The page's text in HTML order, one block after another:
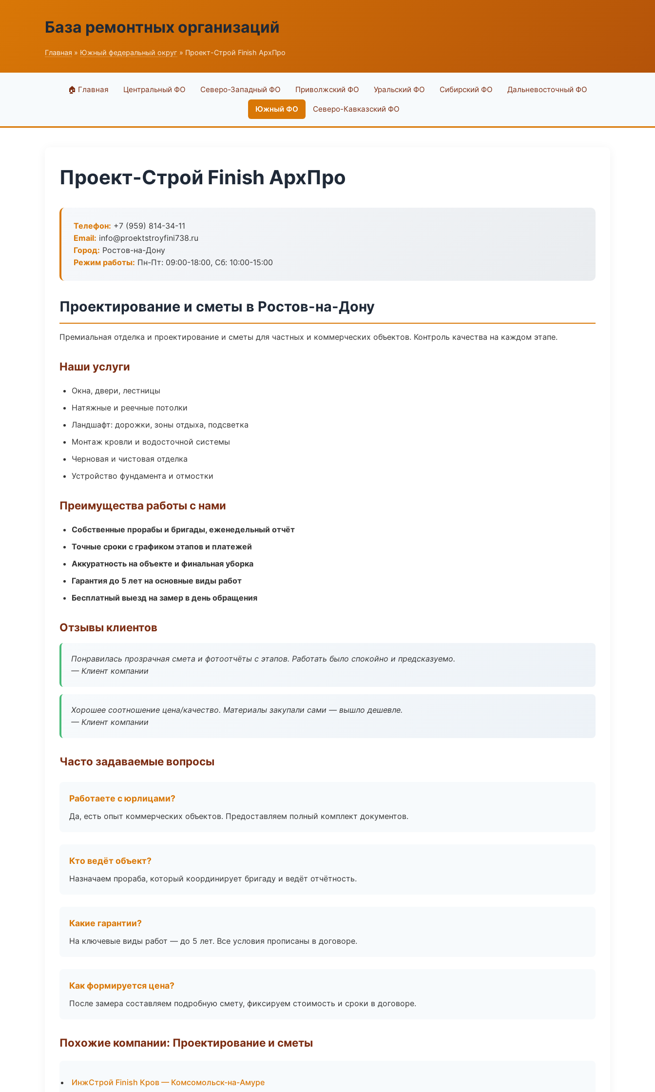
База ремонтных организаций
Главная » Южный федеральный округ » Проект-Строй Finish АрхПро
🏠 Главная Центральный ФО Северо-Западный ФО Приволжский ФО Уральский ФО Сибирский ФО Дальневосточный ФО
Южный ФО Северо-Кавказский ФО
Проект-Строй Finish АрхПро
Телефон: +7 (959) 814-34-11
Email: info@proektstroyfini738.ru
Город: Ростов-на-Дону
Режим работы: Пн-Пт: 09:00-18:00, Сб: 10:00-15:00
Проектирование и сметы в Ростов-на-Дону
Премиальная отделка и проектирование и сметы для частных и коммерческих объектов. Контроль качества на каждом этапе.
Наши услуги
Окна, двери, лестницы
Натяжные и реечные потолки
Ландшафт: дорожки, зоны отдыха, подсветка
Монтаж кровли и водосточной системы
Черновая и чистовая отделка
Устройство фундамента и отмостки
Преимущества работы с нами
Собственные прорабы и бригады, еженедельный отчёт
Точные сроки с графиком этапов и платежей
Аккуратность на объекте и финальная уборка
Гарантия до 5 лет на основные виды работ
Бесплатный выезд на замер в день обращения
Отзывы клиентов
Понравилась прозрачная смета и фотоотчёты с этапов. Работать было спокойно и предсказуемо.
— Клиент компании
Хорошее соотношение цена/качество. Материалы закупали сами — вышло дешевле.
— Клиент компании
Часто задаваемые вопросы
Работаете с юрлицами?
Да, есть опыт коммерческих объектов. Предоставляем полный комплект документов.
Кто ведёт объект?
Назначаем прораба, который координирует бригаду и ведёт отчётность.
Какие гарантии?
На ключевые виды работ — до 5 лет. Все условия прописаны в договоре.
Как формируется цена?
После замера составляем подробную смету, фиксируем стоимость и сроки в договоре.
Похожие компании: Проектирование и сметы
ИнжСтрой Finish Кров — Комсомольск-на-Амуре